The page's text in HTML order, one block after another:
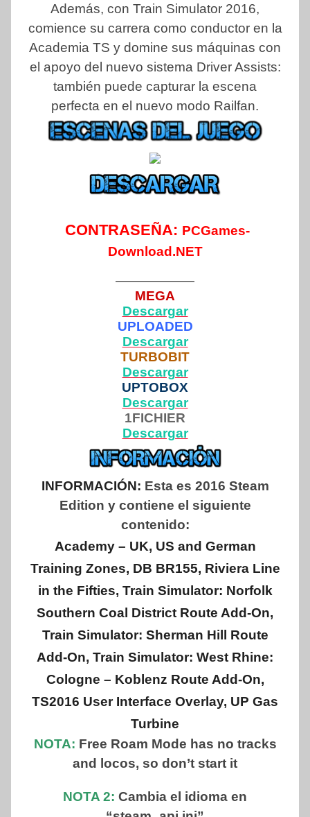
Además, con Train Simulator 2016,
comience su carrera como conductor en la
Academia TS y domine sus máquinas con
el apoyo del nuevo sistema Driver Assists:
también puede capturar la escena
perfecta en el nuevo modo Railfan.
CONTRASEÑA: PCGames-
Download.NET
——————
MEGA
Descargar
UPLOADED
Descargar
TURBOBIT
Descargar
UPTOBOX
Descargar
1FICHIER
Descargar
INFORMACIÓN: Esta es 2016 Steam
Edition y contiene el siguiente
contenido:
Academy – UK, US and German
Training Zones, DB BR155, Riviera Line
in the Fifties, Train Simulator: Norfolk
Southern Coal District Route Add-On,
Train Simulator: Sherman Hill Route
Add-On, Train Simulator: West Rhine:
Cologne – Koblenz Route Add-On,
TS2016 User Interface Overlay, UP Gas
Turbine
NOTA: Free Roam Mode has no tracks
and locos, so don’t start it
NOTA 2: Cambia el idioma en